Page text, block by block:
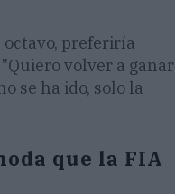
preferiría
volver a ganar
se ha ido, solo la
que la FIA